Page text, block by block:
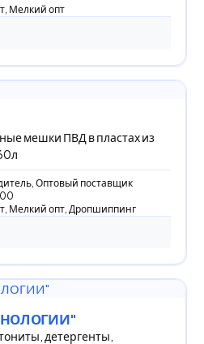
Мелкий опт
мешки ПВД в пластах из
Оптовый поставщик
Мелкий опт, Дропшиппинг
детергенты,